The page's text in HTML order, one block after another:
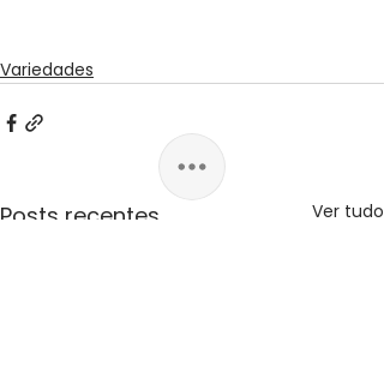
Variedades
Posts recentes Ver tudo